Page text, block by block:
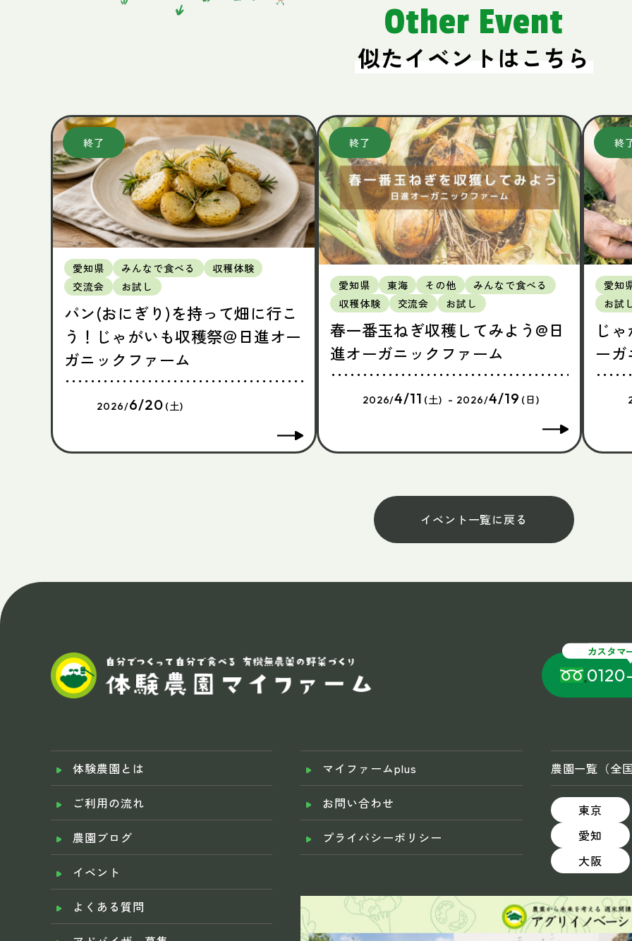
Other Event
似たイベントはこちら
愛知県 みんなで食べる
収穫体験
交流会
お試し
パン(おにぎり)を持って畑に行こ
う！じゃがいも収穫祭＠日進オー
ガニックファーム
2026/6/20 (土)
愛知県 東海 その他
みんなで食べる
収穫体験
交流会 お試し
春一番玉ねぎ収穫してみよう@日
進オーガニックファーム
2026/4/11 (土) - 2026/4/19 (日)
愛知
お試
じ
ー
イベント一覧に戻る
カスタマ
体験農園とは
ご利用の流れ
農園ブログ
イベント
よくある質問
マイファームplus
お問い合わせ
プライバシーポリシー
農園一覧（全
東京
愛知
大阪